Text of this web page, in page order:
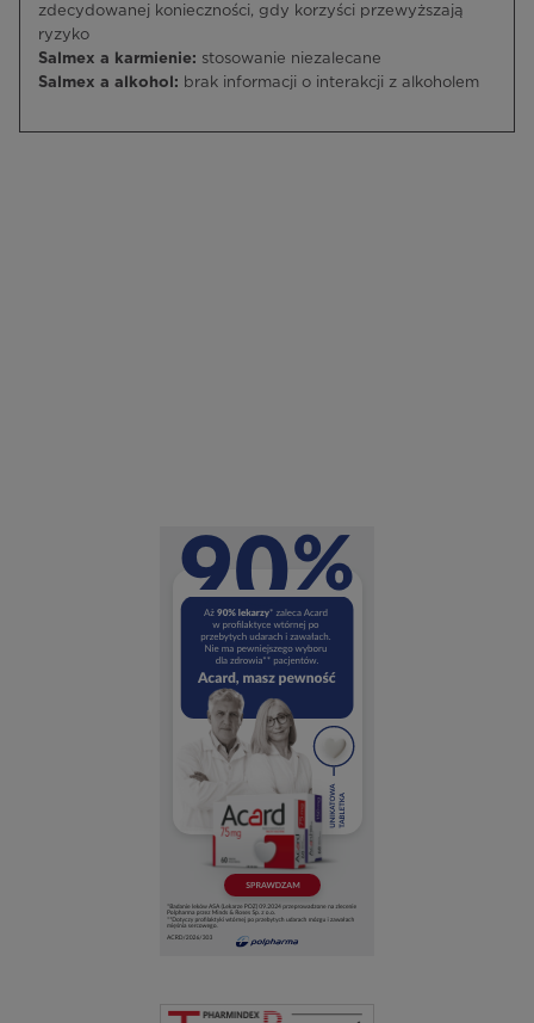
zdecydowanej konieczności, gdy korzyści przewyższają
ryzyko
Salmex a karmienie: stosowanie niezalecane
Salmex a alkohol: brak informacji o interakcji z alkoholem